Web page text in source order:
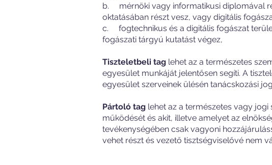
b. mérnöki vagy informatikusi diplomával
oktatásában részt vesz, vagy digitális
c. fogtechnikus és a digitális fogászat
fogászati tárgyú kutatást végez,
Tiszteletbeli tag lehet az a természetes
egyesület munkáját jelentősen segíti. A
egyesület szerveinek ülésén tanácskozási
Pártoló tag lehet az a természetes vagy
működését és akit, illetve amelyet az
tevékenységében csak vagyoni
vehet részt és vezető tisztségviselővé nem